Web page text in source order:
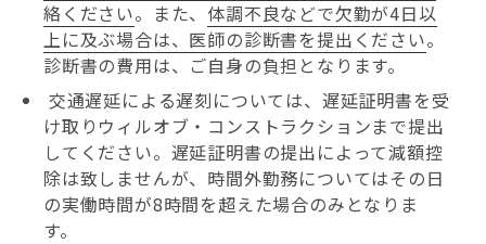
絡ください。また、 体調不良などで欠勤が4日以
上に及ぶ場合は、医師の診断書を提出ください。
診断書の費用は、ご自身の負担となります。
交通遅延による遅刻については、遅延証明書を受
け取りウィルオブ・コンストラクションまで提出
してください。遅延証明書の提出によって減額控
除は致しませんが、時間外勤務についてはその日
の実働時間が8時間を超えた場合のみとなりま
す。